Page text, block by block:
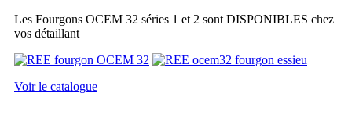
Les Fourgons OCEM 32 séries 1 et 2 sont DISPONIBLES chez
vos détaillant
Voir le catalogue